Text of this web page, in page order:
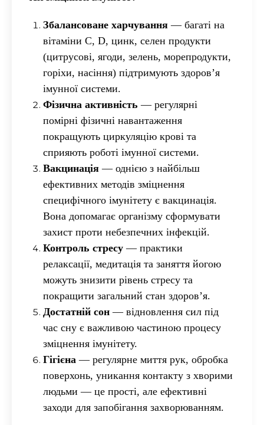
Збалансоване харчування— багаті на
вітаміни С, D, цинк, селен продукти
(цитрусові, ягоди, зелень, морепродукти,
горіхи, насіння) підтримують здоров’я
імунної системи.
Фізична активність — регулярні
помірні фізичні навантаження
покращують циркуляцію крові та
сприяють роботі імунної системи.
Вакцинація— однією з найбільш
ефективних методів зміцнення
специфічного імунітету є вакцинація.
Вона допомагає організму сформувати
захист проти небезпечних інфекцій.
Контроль стресу— практики
релаксації, медитація та заняття йогою
можуть знизити рівень стресу та
покращити загальний стан здоров’я.
Достатній сон— відновлення сил під
час сну є важливою частиною процесу
зміцнення імунітету.
Гігієна — регулярне миття рук, обробка
поверхонь, уникання контакту з хворими
людьми — це прості, але ефективні
заходи для запобігання захворюванням.